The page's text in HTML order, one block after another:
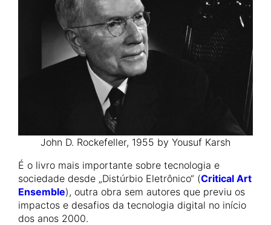
John D. Rockefeller, 1955 by Yousuf Karsh
É o livro mais importante sobre tecnologia e
sociedade desde „Distúrbio Eletrônico“ (Critical Art
Ensemble), outra obra sem autores que previu os
impactos e desafios da tecnologia digital no início
dos anos 2000.